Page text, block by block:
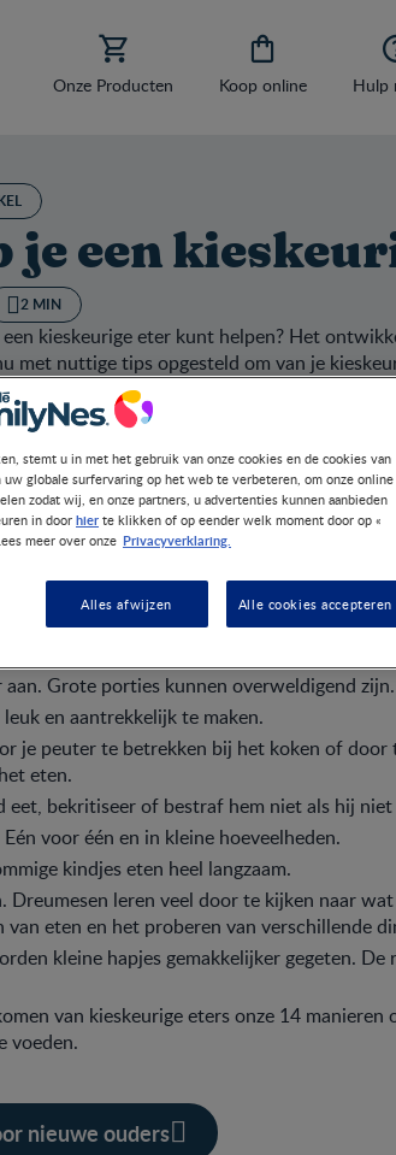

Onze Producten

Koop online Hulp
je een
2 MIN
kieskeurige eter kunt helpen? Het
met nuttige tips opgesteld om van je
Grote porties kunnen overweldigend zijn.
en aantrekkelijk te maken.
je peuter te betrekken bij het koken of door
eten.
eet, bekritiseer of bestraf hem niet als hij niet
voor één en in kleine hoeveelheden.
kindjes eten heel langzaam.
Dreumesen leren veel door te kijken naar
eten en het proberen van verschillende
kleine hapjes gemakkelijker gegeten. De
van kieskeurige eters onze 14 manieren
voeden.
nieuwe ouders
stemt u in met het gebruik van onze cookies en de cookies van
globale surfervaring op het web te verbeteren, om onze online
zodat wij, en onze partners, u advertenties kunnen aanbieden
in door hier te klikken of op eender welk moment door op «
meer over onze Privacyverklaring.
Alles afwijzen Alle cookies accepteren